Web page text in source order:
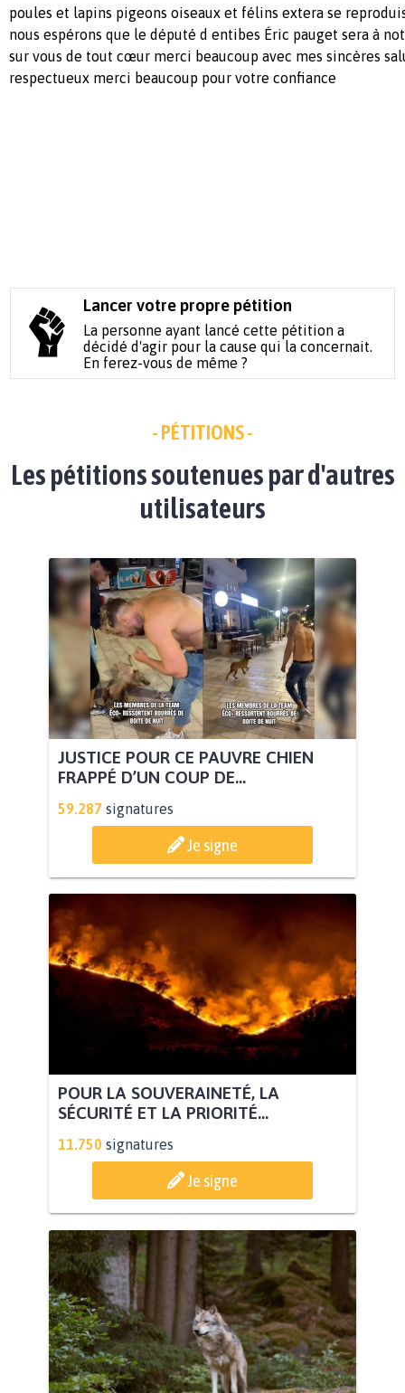
poules et lapins pigeons oiseaux et félins extera se
nous espérons que le député d entibes Éric pauget sera à
sur vous de tout cœur merci beaucoup avec mes sincères
respectueux merci beaucoup pour votre confiance
Lancer votre propre pétition
La personne ayant lancé cette pétition a
décidé d'agir pour la cause qui la concernait.
En ferez-vous de même ?
- PÉTITIONS -
Les pétitions soutenues par d'autres
utilisateurs
JUSTICE POUR CE PAUVRE CHIEN
FRAPPÉ D’UN COUP DE...
59.287 signatures
Je signe
POUR LA SOUVERAINETÉ, LA
SÉCURITÉ ET LA PRIORITÉ...
11.750 signatures
Je signe